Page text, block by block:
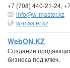
+7 (708) 440-21-24,
info@w-master.kz
w-master.kz
WebON.KZ
Создание
бизнеса под ключ.